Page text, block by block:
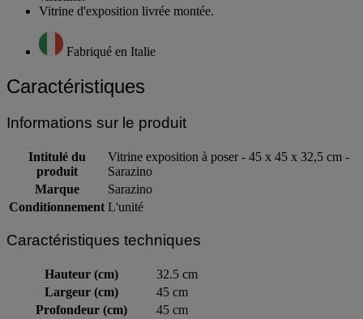
Vitrine d'exposition livrée montée.
Fabriqué en Italie
Caractéristiques
Informations sur le produit
Intitulé du
produit
Vitrine exposition à poser - 45 x 45 x 32,5 cm -
Sarazino
Marque
Sarazino
Conditionnement L'unité
Caractéristiques techniques
Hauteur (cm)
32.5 cm
Largeur (cm)
45 cm
Profondeur (cm)
45 cm